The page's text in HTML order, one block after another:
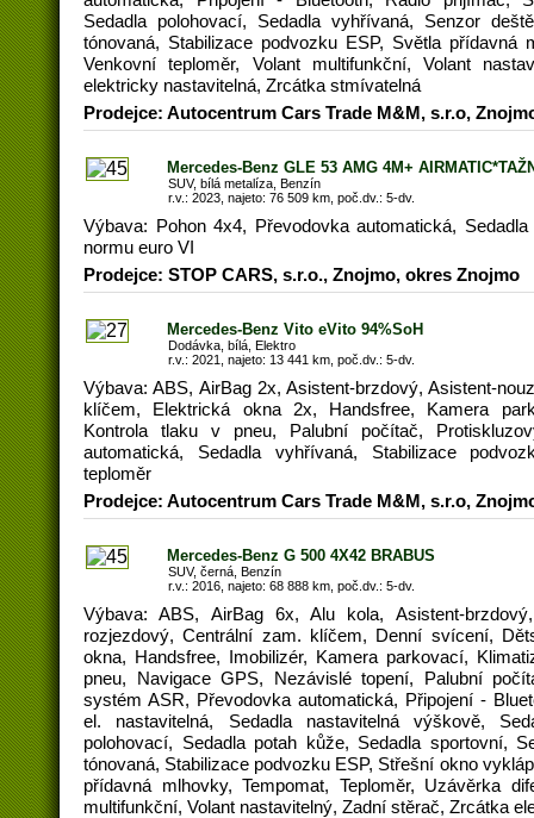
Sedadla polohovací, Sedadla vyhřívaná, Senzor
tónovaná, Stabilizace podvozku ESP, Světla přídavná
Venkovní teploměr, Volant multifunkční, Volant
elektricky nastavitelná, Zrcátka stmívatelná
Prodejce: Autocentrum Cars Trade M&M, s.r.o,
Mercedes-Benz GLE 53 AMG 4M+
SUV, bílá metalíza, Benzín
r.v.: 2023, najeto: 76 509 km, poč.dv.: 5-dv.
Výbava: Pohon 4x4, Převodovka automatická,
normu euro VI
Prodejce: STOP CARS, s.r.o., Znojmo, okres Znojmo
Mercedes-Benz Vito eVito 94%SoH
Dodávka, bílá, Elektro
r.v.: 2021, najeto: 13 441 km, poč.dv.: 5-dv.
Výbava: ABS, AirBag 2x, Asistent-brzdový, Asistent-
klíčem, Elektrická okna 2x, Handsfree, Kamera
Kontrola tlaku v pneu, Palubní počítač,
automatická, Sedadla vyhřívaná, Stabilizace
teploměr
Prodejce: Autocentrum Cars Trade M&M, s.r.o,
Mercedes-Benz G 500 4X42 BRABUS
SUV, černá, Benzín
r.v.: 2016, najeto: 68 888 km, poč.dv.: 5-dv.
Výbava: ABS, AirBag 6x, Alu kola, Asistent-
rozjezdový, Centrální zam. klíčem, Denní svícení,
okna, Handsfree, Imobilizér, Kamera parkovací,
pneu, Navigace GPS, Nezávislé topení, Palubní
systém ASR, Převodovka automatická, Připojení -
el. nastavitelná, Sedadla nastavitelná výškově,
polohovací, Sedadla potah kůže, Sedadla sportovní,
tónovaná, Stabilizace podvozku ESP, Střešní okno
přídavná mlhovky, Tempomat, Teploměr, Uzávěrka
multifunkční, Volant nastavitelný, Zadní stěrač, Zrcátka